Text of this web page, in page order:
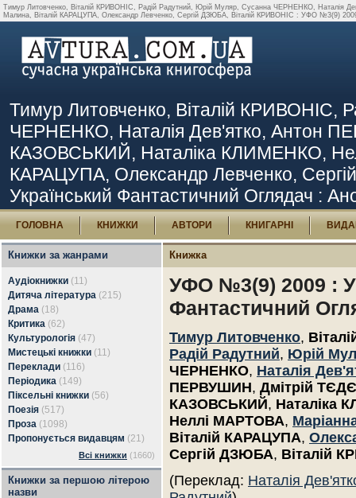
Тимур Литовченко, Віталій КРИВОНІС, Радій Радутний, Юрій Муляр, Сусанна ЧЕРНЕНКО,
Малина, Віталій КАРАЦУПА, Олександр Левченко, Сергій ДЗЮБА, Віталій КРИВОНІС : УФО №3(9) 2009
Тимур Литовченко, Віталій КРИВОНІС,
ЧЕРНЕНКО, Наталія Дев'ятко, Антон
КАЗОВСЬКИЙ, Наталіка КЛИМЕНКО,
КАРАЦУПА, Олександр Левченко,
Український Фантастичний Оглядач :
ГОЛОВНА КНИЖКИ АВТОРИ КНИГАРНІ
Книжки за жанрами
Аудіокнижки (11)
Дитяча література (215)
Драма (18)
Критика (62)
Культурологія (47)
Мистецькі книжки (11)
Переклади (116)
Періодика (149)
Піксельні книжки (56)
Поезія (517)
Проза (1098)
Пропонується видавцям (21)
Всі книжки (1660)
Книжки за першою літерою
назви
Книжка
УФО №3(9) 2009 :
Фантастичний
Тимур Литовченко,
Радій Радутний, Юрій
ЧЕРНЕНКО, Наталія
ПЕРВУШИН, Дмітрій
КАЗОВСЬКИЙ, Наталіка
Неллі МАРТОВА,
Віталій КАРАЦУПА,
Сергій ДЗЮБА, Віталій
(Переклад: Наталія